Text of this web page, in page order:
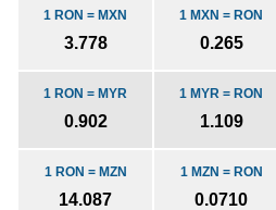
1 MXN = RON
0.265
1 RON = MXN
3.778
1 MYR = RON
1.109
1 RON = MYR
0.902
1 MZN = RON
0.0710
1 RON = MZN
14.087